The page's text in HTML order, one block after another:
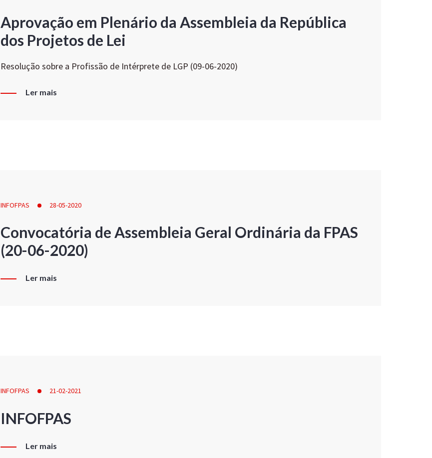
Aprovação em Plenário da Assembleia da República
dos Projetos de Lei
Resolução sobre a Profissão de Intérprete de LGP (09-06-2020)
Ler mais
INFOFPAS 28-05-2020
Convocatória de Assembleia Geral Ordinária da FPAS
(20-06-2020)
Ler mais
INFOFPAS 21-02-2021
INFOFPAS
Ler mais